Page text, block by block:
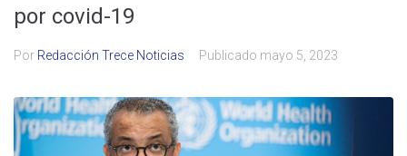
por covid-19
Por Redacción Trece Noticias Publicado mayo 5, 2023